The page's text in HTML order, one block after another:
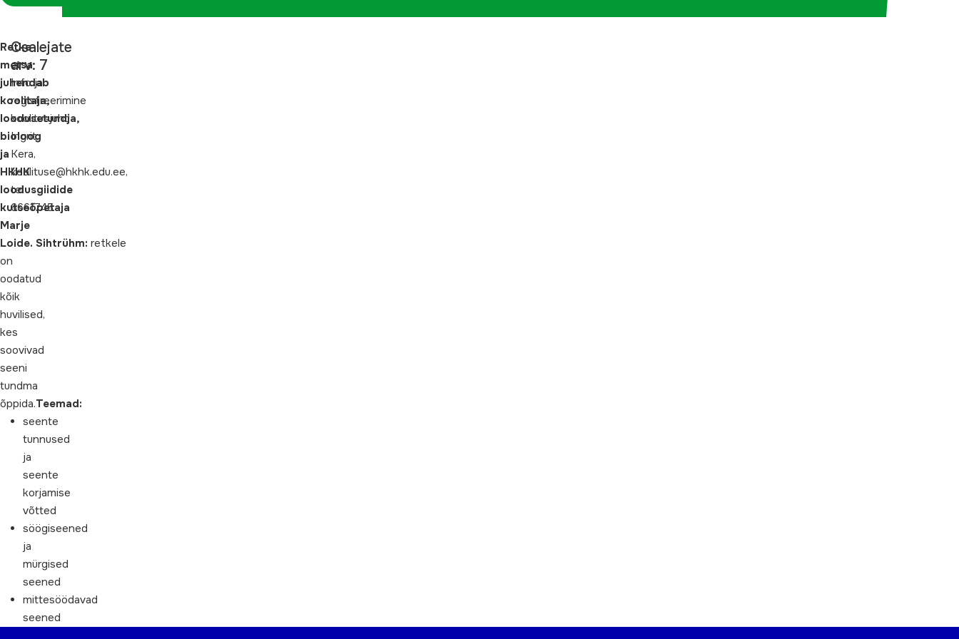
Retke
metsa
juhendab
koolitaja,
loodusetundja,
bioloog
ja
HKHK
loodusgiidide
kutseõpetaja
Marje
Loide. Sihtrühm: retkele
on
oodatud
kõik
huvilised,
kes
soovivad
seeni
tundma
õppida.Teemad:
seente
tunnused
ja
seente
korjamise
võtted
söögiseened
ja
mürgised
seened
mittesöödavad
seened
Osalejate
arv: 7
Info ja
registreerimine
koolitusjuht
Ingrit
Kera,
koolituse@hkhk.edu.ee,
tel
6661745